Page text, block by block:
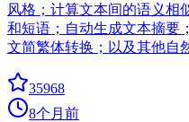
风格；计算文本间的语义相
和短语；自动生成文本摘要
文简繁体转换；以及其他自
35968
8个月前